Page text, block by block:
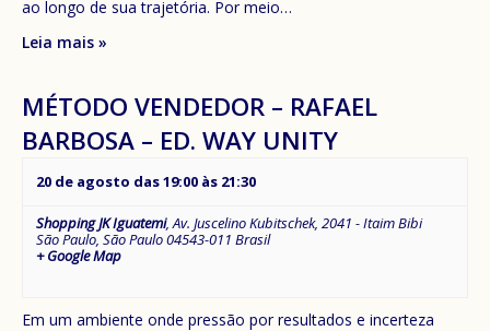
ao longo de sua trajetória. Por meio…
Leia mais »
MÉTODO VENDEDOR – RAFAEL
BARBOSA – ED. WAY UNITY
20 de agosto das 19:00 às 21:30
Shopping JK Iguatemi,Av. Juscelino Kubitschek, 2041 - Itaim Bibi
São Paulo, São Paulo04543-011 Brasil
+ Google Map
Em um ambiente onde pressão por resultados e incerteza